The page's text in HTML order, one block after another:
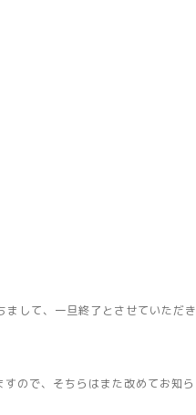
して、一旦終了とさせていただき
ので、そちらはまた改めてお知ら